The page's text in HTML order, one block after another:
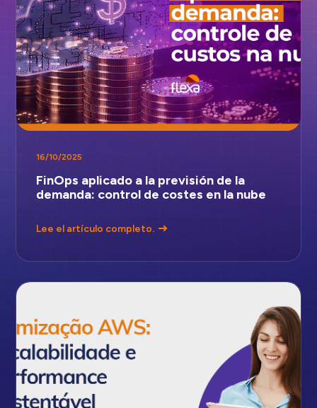
16/10/2025
FinOps aplicado a la previsión de la
demanda: control de costes en la nube
Lee el artículo completo.